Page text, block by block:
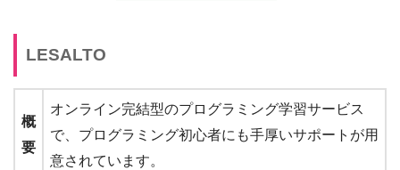
LESALTO
概
要
オンライン完結型のプログラミング学習サービス
で、プログラミング初心者にも手厚いサポートが用
意されています。